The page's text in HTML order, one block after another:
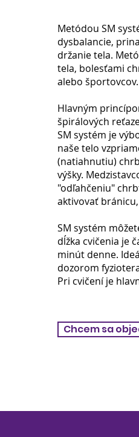
Metódou SM
dysbalancie,
držanie tela.
tela, bolesťami
alebo športovcov.
Hlavným
špirálových
SM systém je
naše telo
(natiahnutiu)
výšky.
"odľahčeniu"
aktivovať
SM systém
dĺžka cvičenia je
minút denne.
dozorom
Pri cvičení je
Chcem sa